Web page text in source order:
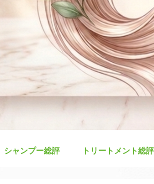
シャンプー総評 トリートメント総評